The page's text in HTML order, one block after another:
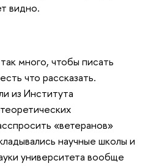
видно.
много, чтобы писать
что рассказать.
из Института
«ветеранов»
научные школы и
университета вообще